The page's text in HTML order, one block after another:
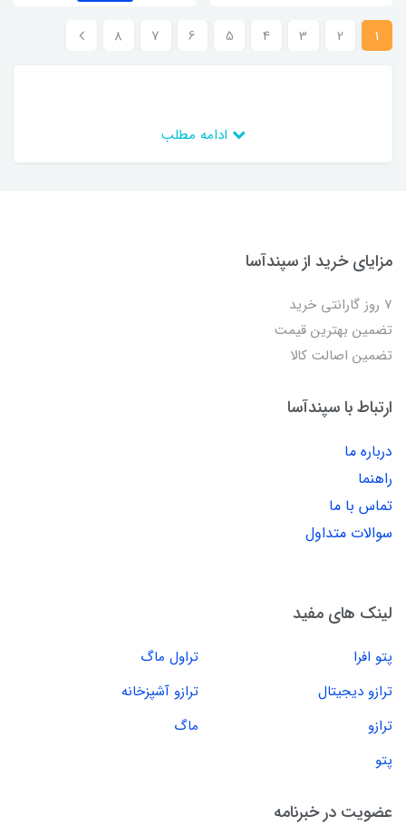
1
2
3
4
5
6
7
8
مزایای خرید از سپندآسا
7 روز گارانتی خرید
تضمین بهترین قیمت
تضمین اصالت کالا
ارتباط با سپندآسا
درباره ما
راهنما
تماس با ما
سوالات متداول
لینک های مفید
پتو افرا
تراول ماگ
ترازو دیجیتال
ترازو آشپزخانه
ترازو
ماگ
پتو
عضویت در خبرنامه